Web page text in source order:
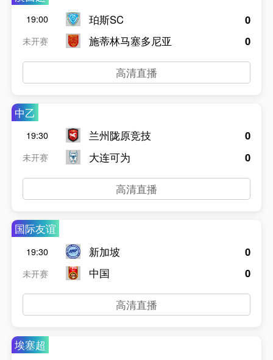
19:00
未开赛
珀斯SC
施蒂林马塞多尼亚
0
0
高清直播
中乙
19:30
未开赛
兰州陇原竞技
大连可为
0
0
高清直播
国际友谊
19:30
未开赛
新加坡
中国
0
0
高清直播
埃塞超